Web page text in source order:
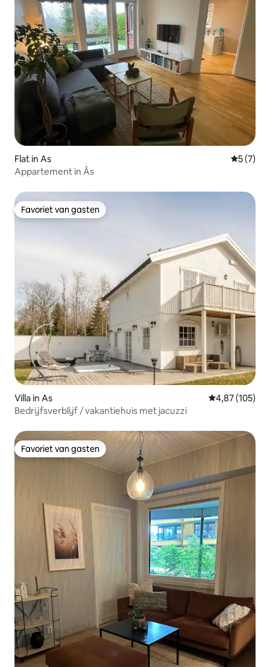
Flat in As
5 (7)
Appartement in Ås
Favoriet van gasten
Favoriet van gasten
Villa in As Gemiddelde
4,87 (105)
Bedrijfsverblijf / vakantiehuis met jacuzzi
Favoriet van gasten
Favoriet van gasten